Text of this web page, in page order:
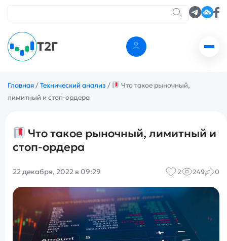
Т2Г
Главная/Технический анализ /
Что такое рыночный,
лимитный и стоп-ордера
Что такое рыночный, лимитный и
стоп-ордера
22 декабря, 2022 в 09:29 2 249 0